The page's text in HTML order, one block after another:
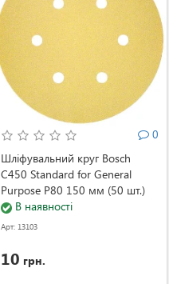
0
Шліфувальний круг Bosch
C450 Standard for General
Purpose P80 150 мм (50 шт.)
(2608621723)
В наявності
Арт: 13103
10 грн.